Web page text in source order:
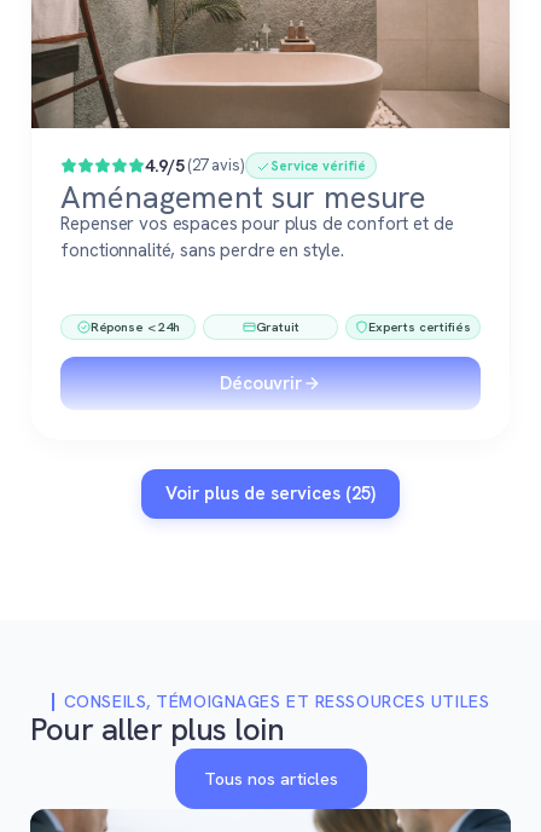
4.9/5(27 avis) Service vérifié
Aménagement sur mesure
Repenser vos espaces pour plus de confort et de
fonctionnalité, sans perdre en style.
Réponse < 24h Gratuit Experts certifiés
Découvrir
Voir plus de services (25)
CONSEILS, TÉMOIGNAGES ET RESSOURCES UTILES
Pour aller plus loin
Tous nos articles